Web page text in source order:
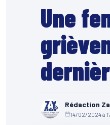
Une
Rédaction
14/02/2024 à